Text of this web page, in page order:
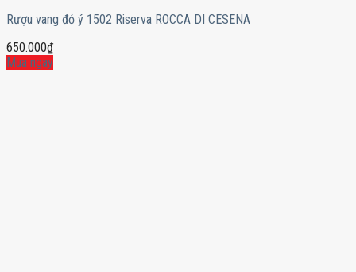
Rượu vang đỏ ý 1502 Riserva ROCCA DI CESENA
650.000₫
Mua ngay